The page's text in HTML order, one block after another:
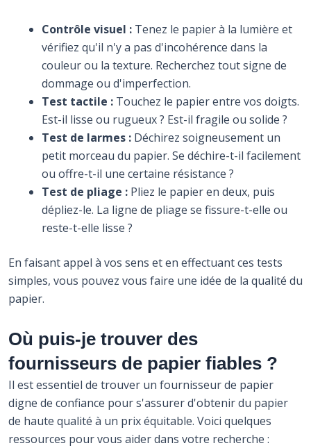
Contrôle visuel : Tenez le papier à la lumière et
vérifiez qu'il n'y a pas d'incohérence dans la
couleur ou la texture. Recherchez tout signe de
dommage ou d'imperfection.
Test tactile : Touchez le papier entre vos doigts.
Est-il lisse ou rugueux ? Est-il fragile ou solide ?
Test de larmes : Déchirez soigneusement un
petit morceau du papier. Se déchire-t-il facilement
ou offre-t-il une certaine résistance ?
Test de pliage : Pliez le papier en deux, puis
dépliez-le. La ligne de pliage se fissure-t-elle ou
reste-t-elle lisse ?
En faisant appel à vos sens et en effectuant ces tests
simples, vous pouvez vous faire une idée de la qualité du
papier.
Où puis-je trouver des
fournisseurs de papier fiables ?
Il est essentiel de trouver un fournisseur de papier
digne de confiance pour s'assurer d'obtenir du papier
de haute qualité à un prix équitable. Voici quelques
ressources pour vous aider dans votre recherche :